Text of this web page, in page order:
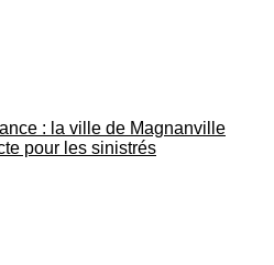
: la ville de Magnanville
pour les sinistrés